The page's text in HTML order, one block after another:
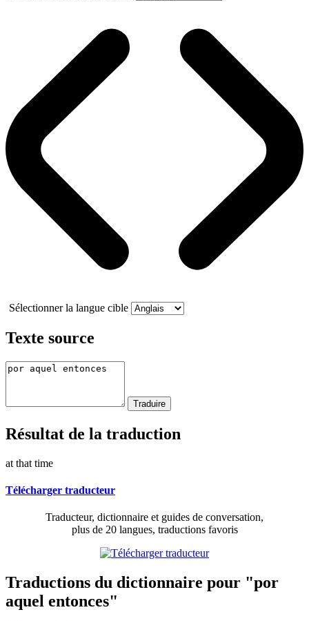
Sélectionner la langue cible
Texte source
Résultat de la traduction
at that time
Télécharger traducteur
Traducteur, dictionnaire et guides de conversation,
plus de 20 langues, traductions favoris
Traductions du dictionnaire pour "por
aquel entonces"